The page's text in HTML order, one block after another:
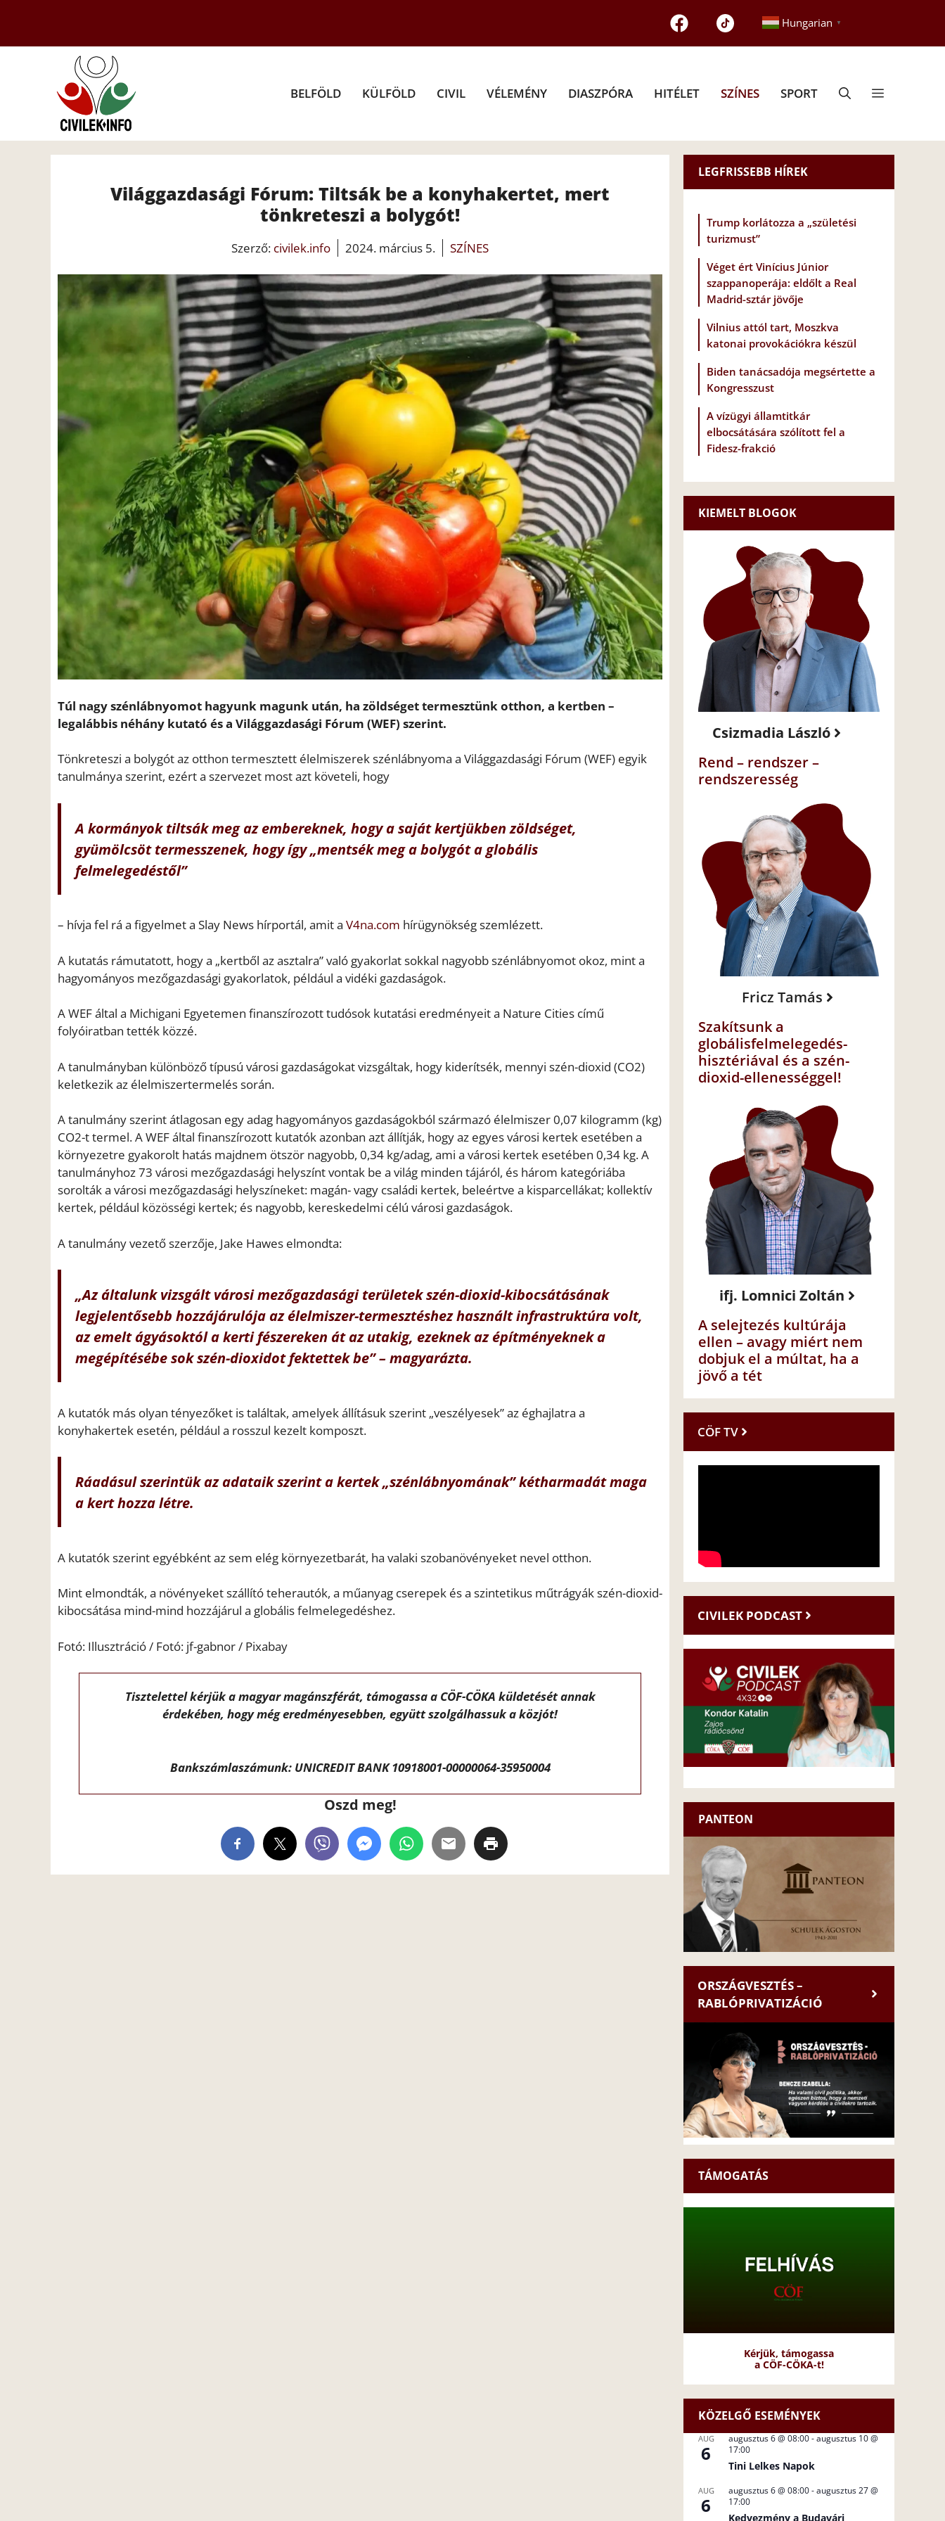
tartalomba
Hungarian ▼
BELFÖLD KÜLFÖLD CIVIL VÉLEMÉNY DIASZPÓRA HITÉLET SZÍNES SPORT
Világgazdasági Fórum: Tiltsák be a konyhakertet, mert
tönkreteszi a bolygót!
Szerző: civilek.info 2024. március 5. SZÍNES
Túl nagy szénlábnyomot hagyunk magunk után, ha zöldséget termesztünk otthon, a kertben –
legalábbis néhány kutató és a Világgazdasági Fórum (WEF) szerint.
Tönkreteszi a bolygót az otthon termesztett élelmiszerek szénlábnyoma a Világgazdasági Fórum (WEF) egyik
tanulmánya szerint, ezért a szervezet most azt követeli, hogy
A kormányoktiltsák megaz embereknek, hogy a saját kertjükben zöldséget,
gyümölcsöt termesszenek, hogy így„mentsék meg a bolygót a globális
felmelegedéstől”
– hívja fel rá a figyelmet a Slay News hírportál, amit a V4na.com hírügynökség szemlézett.
A kutatás rámutatott, hogy a „kertből az asztalra” való gyakorlat sokkal nagyobb szénlábnyomot okoz, mint a
hagyományos mezőgazdasági gyakorlatok, például a vidéki gazdaságok.
A WEF által a Michigani Egyetemen finanszírozott tudósok kutatási eredményeit a Nature Cities című
folyóiratban tették közzé.
A tanulmányban különböző típusú városi gazdaságokat vizsgáltak, hogy kiderítsék, mennyi szén-dioxid (CO2)
keletkezik az élelmiszertermelés során.
A tanulmány szerint átlagosan egy adag hagyományos gazdaságokból származó élelmiszer 0,07 kilogramm (kg)
CO2-t termel. A WEF által finanszírozott kutatók azonban azt állítják, hogy az egyes városi kertek esetében a
környezetre gyakorolt hatás majdnem ötször nagyobb, 0,34 kg/adag, ami a városi kertek esetében 0,34 kg. A
tanulmányhoz 73 városi mezőgazdasági helyszínt vontak be a világ minden tájáról, és három kategóriába
sorolták a városi mezőgazdasági helyszíneket: magán- vagy családi kertek, beleértve a kisparcellákat; kollektív
kertek, például közösségi kertek; és nagyobb, kereskedelmi célú városi gazdaságok.
A tanulmány vezető szerzője, Jake Hawes elmondta:
„Az általunk vizsgált városi mezőgazdasági területek szén-dioxid-kibocsátásának
legjelentősebb hozzájárulója az élelmiszer-termesztéshez használt infrastruktúra volt,
az emelt ágyásoktól a kerti fészereken át az utakig, ezeknek az építményeknek a
megépítésébe sok szén-dioxidot fektettek be”– magyarázta.
A kutatók más olyan tényezőket is találtak, amelyek állításuk szerint „veszélyesek” az éghajlatra a
konyhakertek esetén, például a rosszul kezelt komposzt.
Ráadásul szerintük az adataik szerint a kertek „szénlábnyomának” kétharmadát maga
a kert hozza létre.
A kutatók szerint egyébként az sem elég környezetbarát, ha valaki szobanövényeket nevel otthon.
Mint elmondták, a növényeket szállító teherautók, a műanyag cserepek és a szintetikus műtrágyák szén-dioxid-
kibocsátása mind-mind hozzájárul a globális felmelegedéshez.
Fotó: Illusztráció / Fotó: jf-gabnor / Pixabay
Tisztelettel kérjük a magyar magánszférát, támogassa a CÖF-CÖKA küldetését annak
érdekében, hogy még eredményesebben, együtt szolgálhassuk a közjót!
Bankszámlaszámunk: UNICREDIT BANK 10918001-00000064-35950004
Oszd meg!
LEGFRISSEBB HÍREK
Trump korlátozza a „születési
turizmust”
Véget ért Vinícius Júnior
szappanoperája: eldőlt a Real
Madrid-sztár jövője
Vilnius attól tart, Moszkva
katonai provokációkra készül
Biden tanácsadója megsértette a
Kongresszust
A vízügyi államtitkár
elbocsátására szólított fel a
Fidesz-frakció
KIEMELT BLOGOK
Csizmadia László
Rend – rendszer –
rendszeresség
Fricz Tamás
Szakítsunk a
globálisfelmelegedés-
hisztériával és a szén-
dioxid-ellenességgel!
ifj. Lomnici Zoltán
A selejtezés kultúrája
ellen – avagy miért nem
dobjuk el a múltat, ha a
jövő a tét
CÖF TV
CIVILEK PODCAST
PANTEON
ORSZÁGVESZTÉS –
RABLÓPRIVATIZÁCIÓ
TÁMOGATÁS
Kérjük, támogassa
a CÖF-CÖKA-t!
KÖZELGŐ ESEMÉNYEK
AUG
6
augusztus 6 @ 08:00-augusztus 10 @
17:00
Tini Lelkes Napok
AUG
6
augusztus 6 @ 08:00-augusztus 27 @
17:00
Kedvezmény a Budavári